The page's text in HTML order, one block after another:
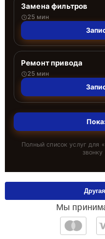
Замена фильтров
25 мин
Ремонт привода
25 мин
Полный список услуг для «
Мы